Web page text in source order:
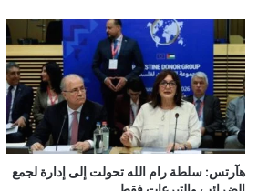
هآرتس: سلطة رام الله تحولت إلى إدارة لجمع